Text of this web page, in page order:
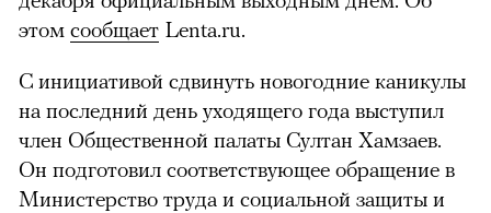
этом сообщает Lenta.ru.
С инициативой сдвинуть новогодние каникулы
на последний день уходящего года выступил
член Общественной палаты Султан Хамзаев.
Он подготовил соответствующее обращение в
Министерство труда и социальной защиты и